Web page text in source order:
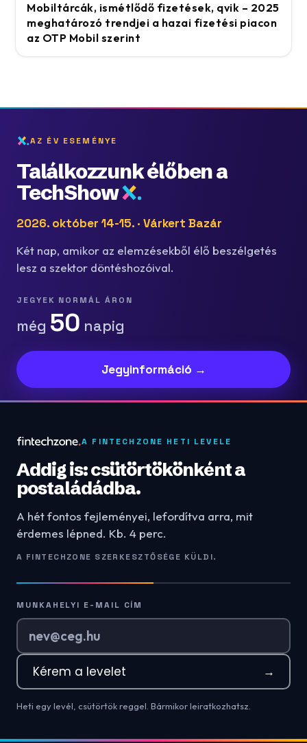
Mobiltárcák, ismétlődő fizetések, qvik – 2025
meghatározó trendjei a hazai fizetési piacon
az OTP Mobil szerint
AZ ÉV ESEMÉNYE
Találkozzunk élőben a
TechShow
2026. október 14-15. · Várkert Bazár
Két nap, amikor az elemzésekből élő beszélgetés
lesz a szektor döntéshozóival.
JEGYEK NORMÁL ÁRON
még 50 napig
Jegyinformáció →
A FINTECHZONE HETI LEVELE
Addig is: csütörtökönként a
postaládádba.
A hét fontos fejleményei, lefordítva arra, mit
érdemes lépned. Kb. 4 perc.
A FINTECHZONE SZERKESZTŐSÉGE KÜLDI.
MUNKAHELYI E-MAIL CÍM
Kérem a levelet →
Heti egy levél, csütörtök reggel. Bármikor leiratkozhatsz.